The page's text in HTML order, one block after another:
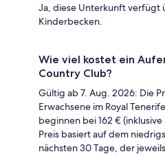
Ja, diese Unterkunft verfügt
Kinderbecken.
Wie viel kostet ein
Country Club?
Gültig ab 7. Aug. 2026: Die
Erwachsene im Royal
beginnen bei 162 €
Preis basiert auf dem
nächsten 30 Tage, der